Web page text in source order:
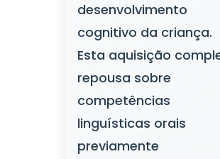
desenvolvimento
cognitivo da criança.
Esta aquisição
repousa sobre
competências
linguísticas orais
previamente